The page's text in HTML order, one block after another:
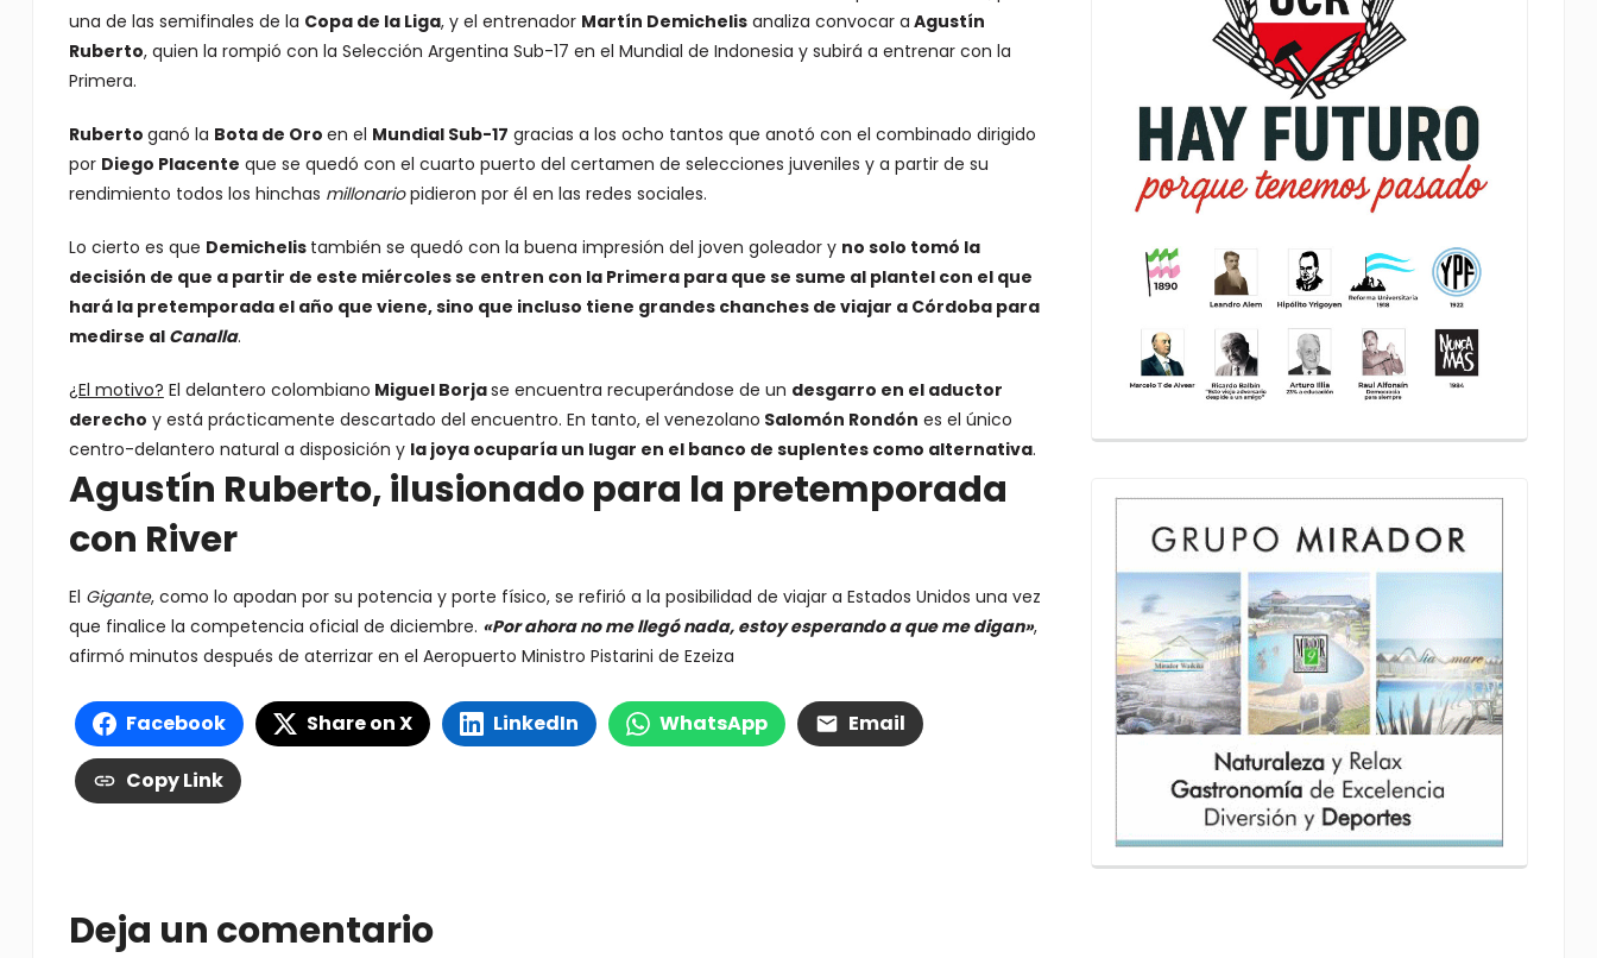
una de las semifinales de la Copa de la Liga, y el entrenador Martín Demichelisanaliza convocar a Agustín
Ruberto, quien la rompió con la Selección Argentina Sub-17 en el Mundial de Indonesia y subirá a entrenar con la
Primera.
Ruberto ganó la Bota de Oro en el Mundial Sub-17 gracias a los ocho tantos que anotó con el combinado dirigido
por Diego Placente que se quedó con el cuarto puerto del certamen de selecciones juveniles y a partir de su
rendimiento todos los hinchas millonariopidieron por él en las redes sociales.
Lo cierto es que Demichelis también se quedó con la buena impresión del joven goleador y no solo tomó la
decisión de que a partir de este miércoles se entren con la Primera para que se sume al plantel con el que
hará la pretemporada el año que viene, sino que incluso tiene grandes chanches de viajar a Córdoba para
medirse al Canalla.
¿El motivo? El delantero colombiano Miguel Borjase encuentra recuperándose de un desgarro en el aductor
derecho y está prácticamente descartado del encuentro. En tanto, el venezolano Salomón Rondón es el único
centro-delantero natural a disposición y la joya ocuparía un lugar en el banco de suplentes como alternativa.
Agustín Ruberto, ilusionado para la pretemporada
con River
El Gigante, como lo apodan por su potencia y porte físico, se refirió a la posibilidad de viajar a Estados Unidos una vez
que finalice la competencia oficial de diciembre. «Por ahora no me llegó nada, estoy esperando a que me digan»,
afirmó minutos después de aterrizar en el Aeropuerto Ministro Pistarini de Ezeiza
Facebook Share on X LinkedIn WhatsApp Email
Copy Link
Deja un comentario